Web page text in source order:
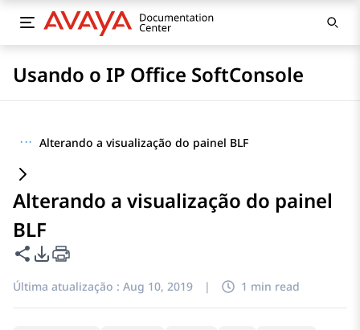
Usando o IP Office SoftConsole
··· Alterando a visualização do painel BLF
Alterando a visualização do painel
BLF
Compartilhar esta página
Opções de exportação de PDF
Última atualização : Aug 10, 2019 | 1 min read